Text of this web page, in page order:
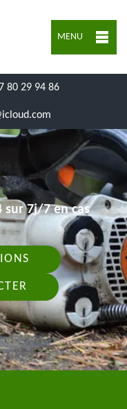
MENU
80 29 94 86
sur 7j/7 en cas